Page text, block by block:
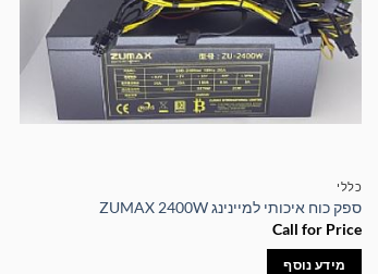
כללי
ספק כוח איכותי למיינינג ZUMAX 2400W
Call for Price
מידע נוסף